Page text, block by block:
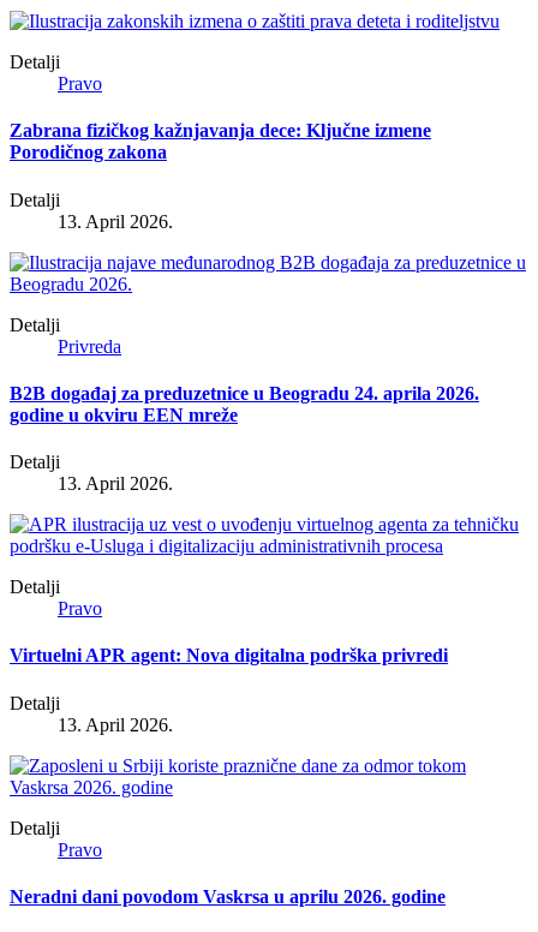
Detalji
Pravo
Zabrana fizičkog kažnjavanja dece: Ključne izmene
Porodičnog zakona
Detalji
13. April 2026.
Detalji
Privreda
B2B događaj za preduzetnice u Beogradu 24. aprila 2026.
godine u okviru EEN mreže
Detalji
13. April 2026.
Detalji
Pravo
Virtuelni APR agent: Nova digitalna podrška privredi
Detalji
13. April 2026.
Detalji
Pravo
Neradni dani povodom Vaskrsa u aprilu 2026. godine